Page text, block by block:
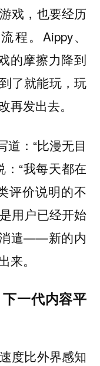
戏，也要经历
程。Aippy、
的摩擦力降到
了就能玩，玩
再发出去。
道：“比漫无目
：“我每天都在
评价说明的不
用户已经开始
消遣——新的内
。
一代内容平
度比外界感知